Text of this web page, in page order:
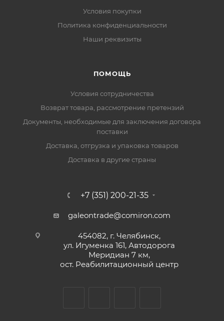
Условия покупки
Политика конфиденциальности
Наши реквизиты
ПОМОЩЬ
Условия сотрудничества
Возврат товара, рассмотрение претензий
Документы, необходимые для заключения договора
поставки
Доставка, отгрузка и упаковка товаров
Доставка в другие страны
+7 (351) 200-21-35
galeontrade@comiron.com
454082, г. Челябинск,
ул. Игуменка 161, Автодорога
Меридиан 7 км,
ост. Реабилитационный центр